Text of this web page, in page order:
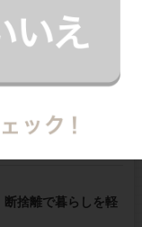
働き夫婦におすす
の使い方と注意点を
断捨離で暮らしを軽